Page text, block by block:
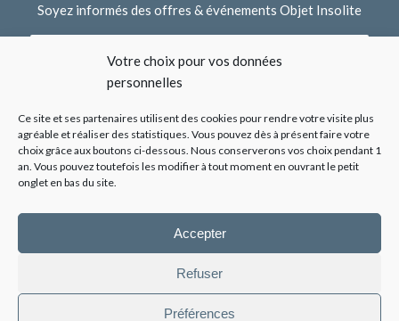
Votre choix pour vos données
personnelles
Ce site et ses partenaires utilisent des cookies pour rendre votre visite plus
agréable et réaliser des statistiques. Vous pouvez dès à présent faire votre
choix grâce aux boutons ci-dessous. Nous conserverons vos choix pendant 1
an. Vous pouvez toutefois les modifier à tout moment en ouvrant le petit
onglet en bas du site.
Accepter
Refuser
Préférences
Soyez informés des offres & événements Objet Insolite
J'accepte la collecte de mes données à l'aide de ce formulaire /